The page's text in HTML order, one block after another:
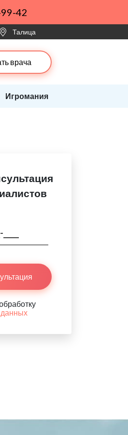
42
Талица
врача
Игромания